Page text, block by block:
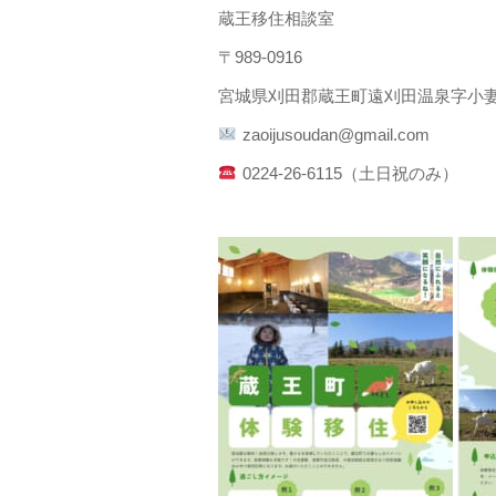
蔵王移住相談室
〒989-0916
宮城県刈田郡蔵王町遠刈田温泉字小
zaoijusoudan@gmail.com
0224-26-6115（土日祝のみ）